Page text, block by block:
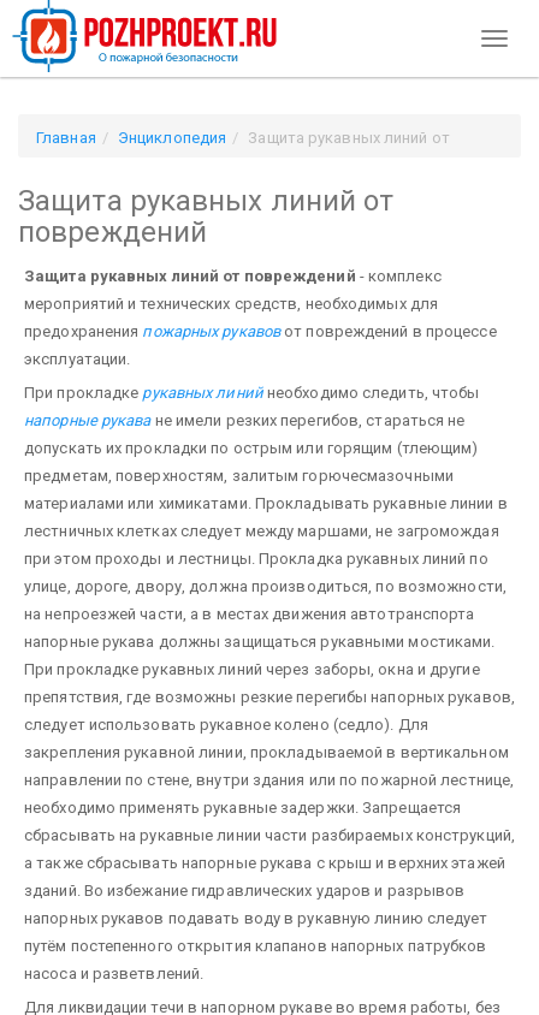
Главная Энциклопедия
Защита рукавных линий от
Защита рукавных линий от
повреждений
Защита рукавных линий от повреждений - комплекс
мероприятий и технических средств, необходимых для
предохранения пожарных рукавовот повреждений в процессе
эксплуатации.
При прокладке рукавных линийнеобходимо следить, чтобы
напорные рукаване имели резких перегибов, стараться не
допускать их прокладки по острым или горящим (тлеющим)
предметам, поверхностям, залитым горючесмазочными
материалами или химикатами. Прокладывать рукавные линии в
лестничных клетках следует между маршами, не загромождая
при этом проходы и лестницы. Прокладка рукавных линий по
улице, дороге, двору, должна производиться, по возможности,
на непроезжей части, а в местах движения автотранспорта
напорные рукава должны защищаться рукавными мостиками.
При прокладке рукавных линий через заборы, окна и другие
препятствия, где возможны резкие перегибы напорных рукавов,
следует использовать рукавное колено (седло). Для
закрепления рукавной линии, прокладываемой в вертикальном
направлении по стене, внутри здания или по пожарной лестнице,
необходимо применять рукавные задержки. Запрещается
сбрасывать на рукавные линии части разбираемых конструкций,
а также сбрасывать напорные рукава с крыш и верхних этажей
зданий. Во избежание гидравлических ударов и разрывов
напорных рукавов подавать воду в рукавную линию следует
путём постепенного открытия клапанов напорных патрубков
насоса и разветвлений.
Для ликвидации течи в напорном рукаве во время работы, без